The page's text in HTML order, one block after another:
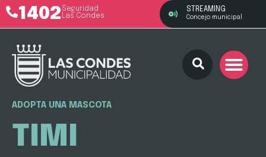
1402 Seguridad
Las Condes
STREAMING
Concejo municipal
ADOPTA UNA MASCOTA
TIMI